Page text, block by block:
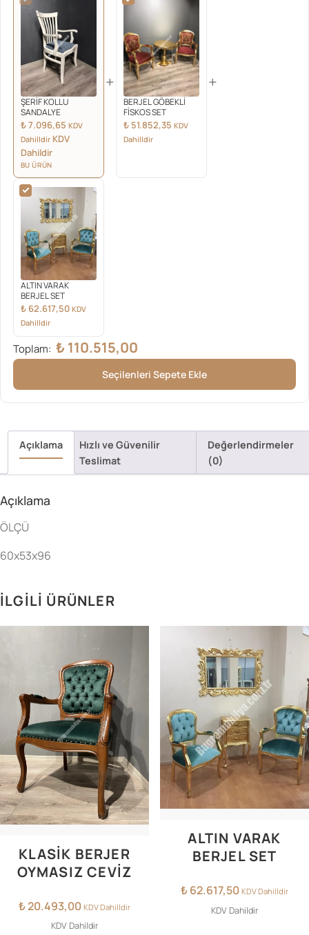
ŞERİF KOLLU
SANDALYE
₺7.096,65 KDV
Dahilldir KDV
Dahildir
BU ÜRÜN
+
BERJEL GÖBEKLİ
FİSKOS SET
₺ 51.852,35 KDV
Dahilldir
+
ALTIN VARAK
BERJEL SET
₺ 62.617,50 KDV
Dahilldir
Toplam: ₺ 110.515,00
Seçilenleri Sepete Ekle
Açıklama
Hızlı ve Güvenilir
Teslimat
Değerlendirmeler
(0)
Açıklama
ÖLÇÜ
60x53x96
İLGILI ÜRÜNLER
KLASİK BERJER
OYMASIZ CEVİZ
₺20.493,00 KDV Dahilldir
KDV Dahildir
ALTIN VARAK
BERJEL SET
₺62.617,50 KDV Dahilldir
KDV Dahildir